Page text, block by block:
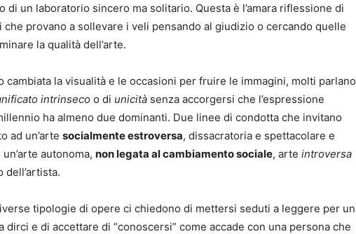
di un laboratorio sincero ma solitario. Questa è l’amara riflessione di
provano a sollevare i veli pensando al giudizio o cercando quelle
la qualità dell’arte.
cambiata la visualità e le occasioni per fruire le immagini, molti parlano
intrinseco o di unicità senza accorgersi che l’espressione
ha almeno due dominanti. Due linee di condotta che invitano
ad un’arte socialmente estroversa, dissacratoria e spettacolare e
autonoma, non legata al cambiamento sociale, arte introversa
dell’artista.
tipologie di opere ci chiedono di mettersi seduti a leggere per un
dirci e di accettare di “conoscersi” come accade con una persona che